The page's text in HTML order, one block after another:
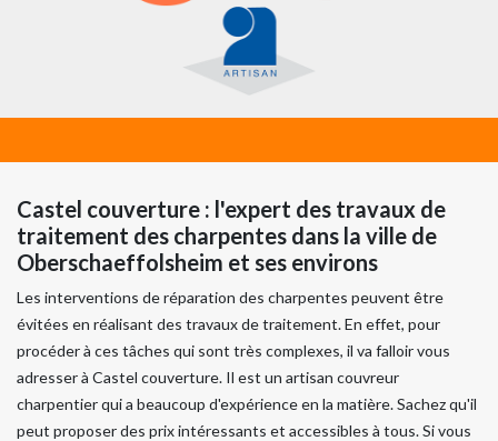
Castel couverture : l'expert des travaux de
traitement des charpentes dans la ville de
Oberschaeffolsheim et ses environs
Les interventions de réparation des charpentes peuvent être
évitées en réalisant des travaux de traitement. En effet, pour
procéder à ces tâches qui sont très complexes, il va falloir vous
adresser à Castel couverture. Il est un artisan couvreur
charpentier qui a beaucoup d'expérience en la matière. Sachez qu'il
peut proposer des prix intéressants et accessibles à tous. Si vous